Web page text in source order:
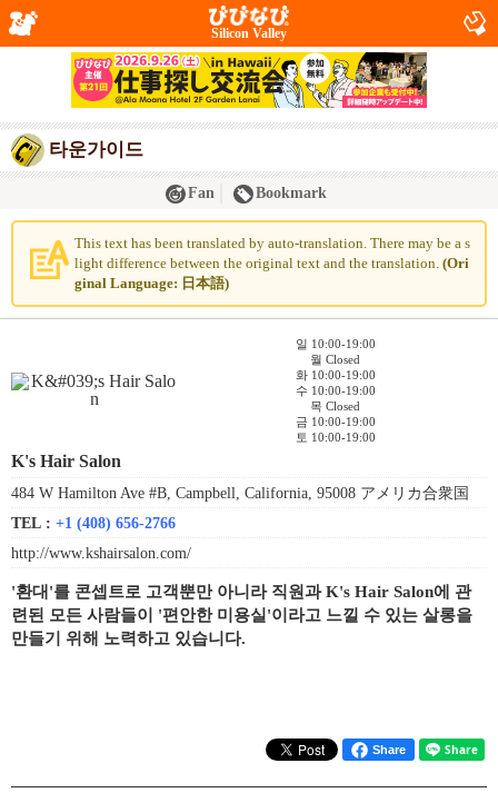
Silicon Valley
타운가이드
Fan Bookmark
This text has been translated by auto-translation. There may be a s
light difference between the original text and the translation. (Ori
ginal Language: 日本語)
일 10:00-19:00
월 Closed
화 10:00-19:00
수 10:00-19:00
목 Closed
금 10:00-19:00
토 10:00-19:00
K's Hair Salon
484 W Hamilton Ave #B, Campbell, California, 95008 アメリカ合衆国
TEL : +1 (408) 656-2766
http://www.kshairsalon.com/
'환대'를 콘셉트로 고객뿐만 아니라 직원과 K's Hair Salon에 관
련된 모든 사람들이 '편안한 미용실'이라고 느낄 수 있는 살롱을
만들기 위해 노력하고 있습니다.
Share